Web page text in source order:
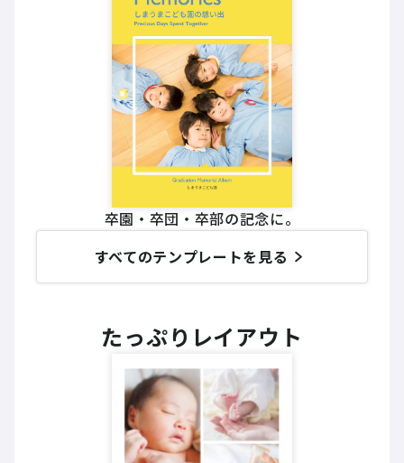
卒園・卒団・卒部の記念に。
すべてのテンプレートを見る
たっぷりレイアウト